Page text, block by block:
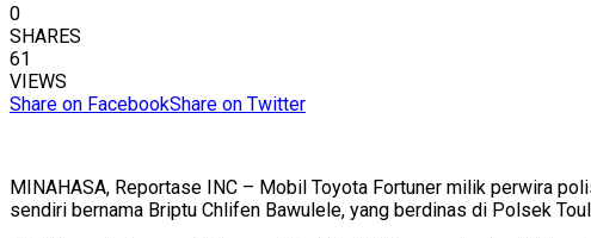
0
SHARES
61
VIEWS
Share on FacebookShare on Twitter
MINAHASA, Reportase INC – Mobil Toyota Fortuner milik perwira
sendiri bernama Briptu Chlifen Bawulele, yang berdinas di Polsek